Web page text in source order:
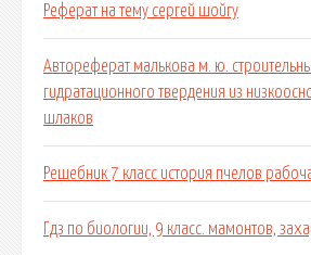
Реферат на тему сергей шойгу
Автореферат малькова м. ю.
гидратационного твердения из
шлаков
Решебник 7 класс история пчелов
Гдз по биологии, 9 класс. мамонтов,